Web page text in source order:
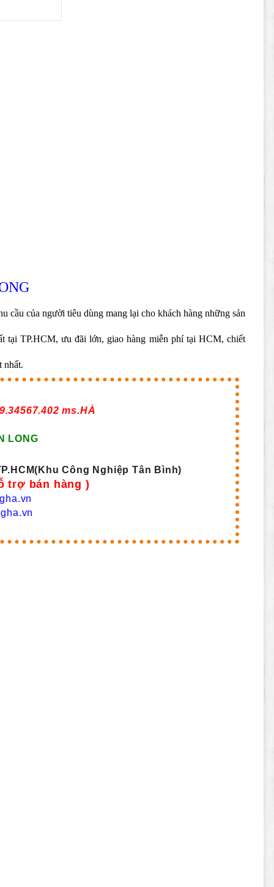
cầu của người tiêu dùng mang lại cho khách hàng những sản
tại TP.HCM, ưu đãi lớn, giao hàng miễn phí tại HCM, chiết
nhất.
ms.HÀ
LONG
Công Nghiệp Tân Bình)
trợ bán hàng )